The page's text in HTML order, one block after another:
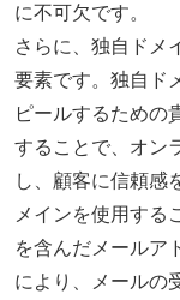
に不可欠です。
さらに、独自ドメ
要素です。独自ド
ピールするための
することで、オン
し、顧客に信頼感
メインを使用する
を含んだメールア
により、メールの